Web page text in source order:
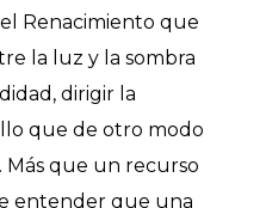
Renacimiento que
la luz y la sombra
dirigir la
que de otro modo
Más que un recurso
entender que una